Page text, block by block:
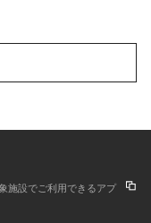
施設でご利用できるアプ